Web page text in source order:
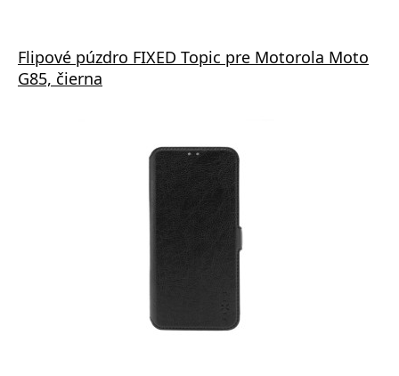
Flipové púzdro FIXED Topic pre Motorola Moto
G85, čierna